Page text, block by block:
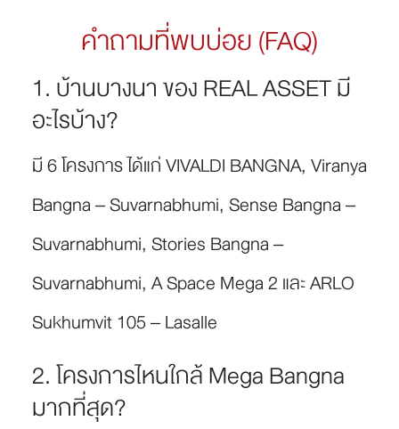
คำถามที่พบบ่อย (FAQ)
1. บ้านบางนา ของ REAL ASSET มี
อะไรบ้าง?
มี 6 โครงการ ได้แก่ VIVALDI BANGNA, Viranya
Bangna – Suvarnabhumi, Sense Bangna –
Suvarnabhumi, Stories Bangna –
Suvarnabhumi, A Space Mega 2 และ ARLO
Sukhumvit 105 – Lasalle
2. โครงการไหนใกล้ Mega Bangna
มากที่สุด?